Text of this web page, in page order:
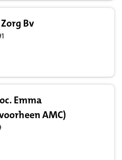
Bv
Emma
AMC)